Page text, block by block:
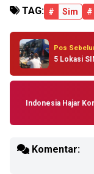
TAG: # Sim #
Pos
5 Lokasi
Indonesia Hajar
Komentar: